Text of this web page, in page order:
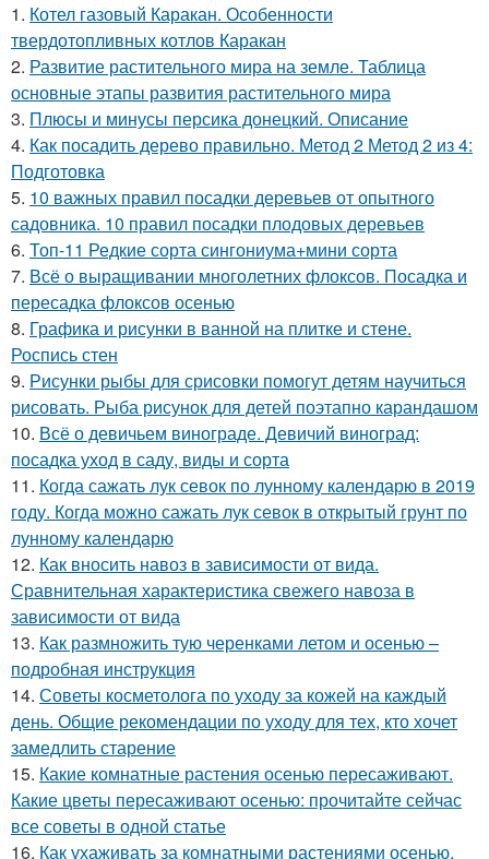
1. Котел газовый Каракан. Особенности
твердотопливных котлов Каракан
2. Развитие растительного мира на земле. Таблица
основные этапы развития растительного мира
3. Плюсы и минусы персика донецкий. Описание
4. Как посадить дерево правильно. Метод 2 Метод 2 из 4:
Подготовка
5. 10 важных правил посадки деревьев от опытного
садовника. 10 правил посадки плодовых деревьев
6. Топ-11 Редкие сорта сингониума+мини сорта
7. Всё о выращивании многолетних флоксов. Посадка и
пересадка флоксов осенью
8. Графика и рисунки в ванной на плитке и стене.
Роспись стен
9. Рисунки рыбы для срисовки помогут детям научиться
рисовать. Рыба рисунок для детей поэтапно карандашом
10. Всё о девичьем винограде. Девичий виноград:
посадка уход в саду, виды и сорта
11. Когда сажать лук севок по лунному календарю в 2019
году. Когда можно сажать лук севок в открытый грунт по
лунному календарю
12. Как вносить навоз в зависимости от вида.
Сравнительная характеристика свежего навоза в
зависимости от вида
13. Как размножить тую черенками летом и осенью –
подробная инструкция
14. Советы косметолога по уходу за кожей на каждый
день. Общие рекомендации по уходу для тех, кто хочет
замедлить старение
15. Какие комнатные растения осенью пересаживают.
Какие цветы пересаживают осенью: прочитайте сейчас
все советы в одной статье
16. Как ухаживать за комнатными растениями осенью.